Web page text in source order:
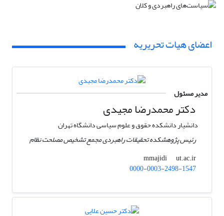
اعضای هیات تحریریه
مدیر مسئول
دکتر محمدرضا مجیدی
دانشیار دانشکده حقوق و علوم سیاسی دانشگاه تهران
رئیس پژوهشکده تحقیقات راهبردی مجمع تشخیص مصلحت نظام
mmajidi
ut.ac.ir
0000-0003-2498-1547